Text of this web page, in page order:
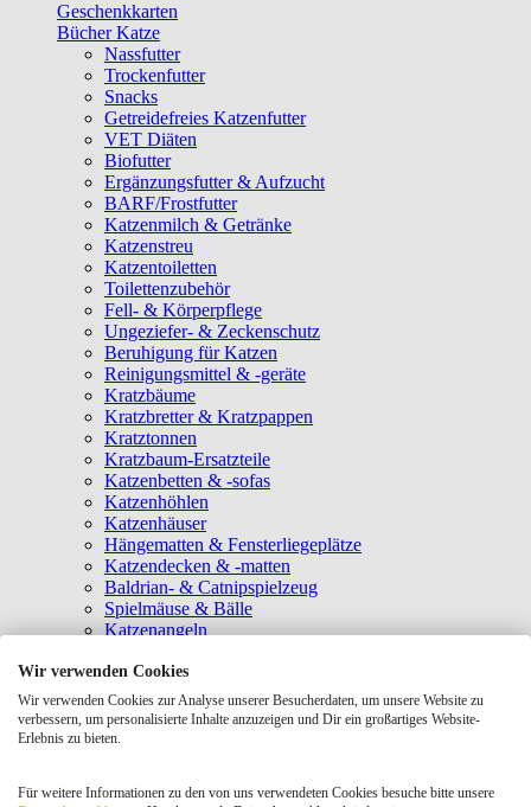
Geschenkkarten
Bücher Katze
Nassfutter
Trockenfutter
Snacks
Getreidefreies Katzenfutter
VET Diäten
Biofutter
Ergänzungsfutter & Aufzucht
BARF/Frostfutter
Katzenmilch & Getränke
Katzenstreu
Katzentoiletten
Toilettenzubehör
Fell- & Körperpflege
Ungeziefer- & Zeckenschutz
Beruhigung für Katzen
Reinigungsmittel & -geräte
Kratzbäume
Kratzbretter & Kratzpappen
Kratztonnen
Kratzbaum-Ersatzteile
Katzenbetten & -sofas
Katzenhöhlen
Katzenhäuser
Hängematten & Fensterliegeplätze
Katzendecken & -matten
Baldrian- & Catnipspielzeug
Spielmäuse & Bälle
Katzenangeln
Laserpointer & Elektrospielzeug
Katzentunnel
Clicker & Target Sticks für Katzen
Weiteres Katzenspielzeug
Tragetaschen
Wir verwenden Cookies
Wir verwenden Cookies zur Analyse unserer Besucherdaten, um unsere Website zu
verbessern, um personalisierte Inhalte anzuzeigen und Dir ein großartiges Website-
Erlebnis zu bieten.
Für weitere Informationen zu den von uns verwendeten Cookies besuche bitte unsere